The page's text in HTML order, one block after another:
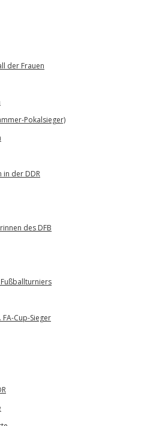
der Frauen
Pokalsieger)
in der DDR
des DFB
Cup-Sieger